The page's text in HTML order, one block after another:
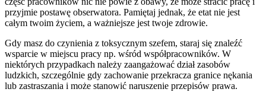
przyjmie postawę obserwatora. Pamiętaj jednak, że etat nie jest
całym twoim życiem, a ważniejsze jest twoje zdrowie.
Gdy masz do czynienia z toksycznym szefem, staraj się znaleźć
wsparcie w miejscu pracy np. wśród współpracowników. W
niektórych przypadkach należy zaangażować dział zasobów
ludzkich, szczególnie gdy zachowanie przekracza granice nękania
lub zastraszania i może stanowić naruszenie przepisów prawa.